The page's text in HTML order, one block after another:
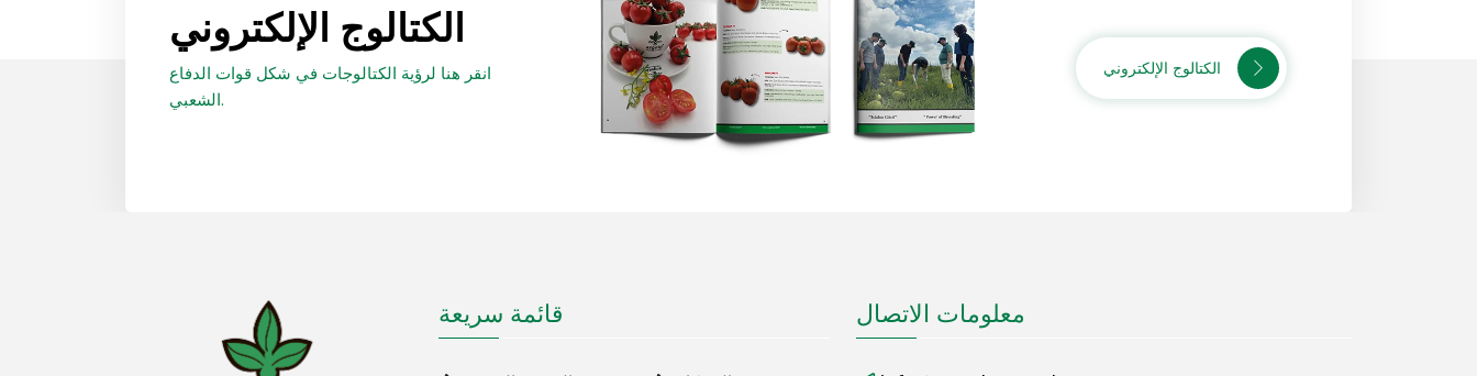
الكتالوج الإلكتروني
انقر هنا لرؤية الكتالوجات في شكل قوات الدفاع
الشعبي.
الكتالوج الإلكتروني
قائمة سريعة معلومات الاتصال